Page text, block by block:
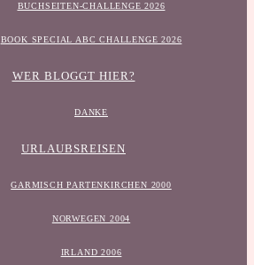
BUCHSEITEN-CHALLENGE 2026
BOOK SPECIAL ABC CHALLENGE 2026
WER BLOGGT HIER?
DANKE
URLAUBSREISEN
GARMISCH PARTENKIRCHEN 2000
NORWEGEN 2004
IRLAND 2006